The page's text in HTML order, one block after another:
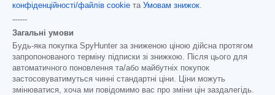
конфіденційності/файлів cookie та Умовам знижок
------
Загальні умови
Будь-яка покупка SpyHunter за зниженою ціною дійсна протягом
запропонованого терміну підписки зі знижкою. Після цього для
автоматичного поновлення та/або майбутніх покупок
застосовуватимуться чинні стандартні ціни. Ціни можуть
змінюватися, хоча ми повідомимо вас про зміни цін заздалегідь.